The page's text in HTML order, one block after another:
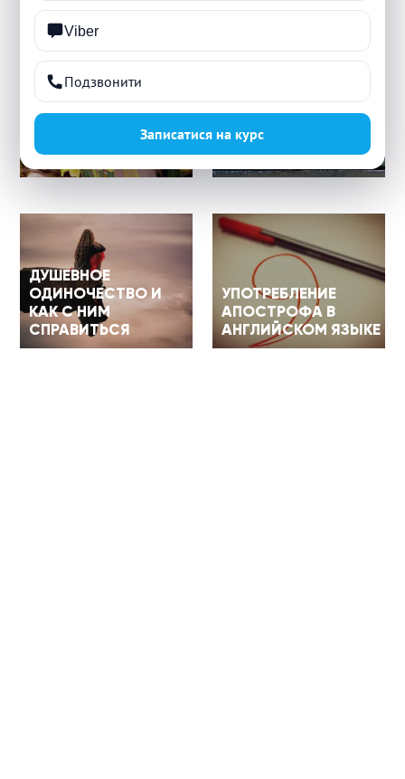
КАК ВЫЖИТЬ БОК О
БОК С НАРЦИССОМ
ЭМОЦИОНАЛЬНАЯ
ИЗМЕНА
ДУШЕВНОЕ
ОДИНОЧЕСТВО И
КАК С НИМ
СПРАВИТЬСЯ
УПОТРЕБЛЕНИЕ
АПОСТРОФА В
АНГЛИЙСКОМ ЯЗЫКЕ
Viber
Подзвонити
Записатися на курс